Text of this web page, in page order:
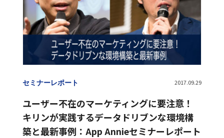
セミナーレポート 2017.09.29
ユーザー不在のマーケティングに要注意！
キリンが実践するデータドリブンな環境構
築と最新事例：App Annieセミナーレポート